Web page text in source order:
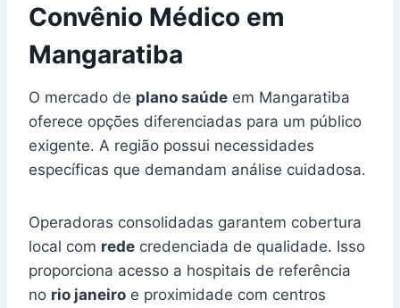
Convênio Médico em
Mangaratiba
O mercado de plano saúde em Mangaratiba
oferece opções diferenciadas para um público
exigente. A região possui necessidades
específicas que demandam análise cuidadosa.
Operadoras consolidadas garantem cobertura
local com rede credenciada de qualidade. Isso
proporciona acesso a hospitais de referência
no rio janeiro e proximidade com centros